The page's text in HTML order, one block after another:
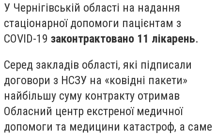
У Чернігівській області на надання
стаціонарної допомоги пацієнтам з
COVID-19 законтрактовано 11 лікарень.
Серед закладів області, які підписали
договори з НСЗУ на «ковідні пакети»
найбільшу суму контракту отримав
Обласний центр екстреної медичної
допомоги та медицини катастроф, а саме